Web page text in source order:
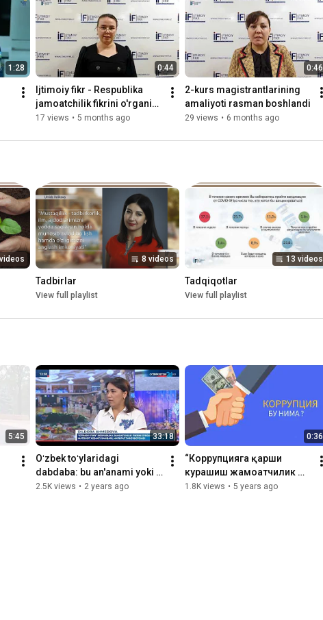
Facebook: https://www.facebook.com/ijtimoiyfikruz
Telegram: https://t.me/ijtimoiyfikruz
Instagram:
https://www.instagram.com/ijtimoiyfikruz
Twitter: https://twitter.com/ijtimoiyfikruz
https://ijtimoiyfikr.uz
1:28 0:44
Ijtimoiy fikr - Respublika
jamoatchilik fikrini o'rganish
markazi
17 views • 5 months ago
0:46
2-kurs magistrantlarining
amaliyoti rasman boshlandi
29 views • 6 months ago
8 videos
Tadbirlar
View full playlist
13 videos
Tadqiqotlar
View full playlist
5:45 33:18
Oʻzbek toʻylaridagi
dabdaba: bu an'anami yoki
moda ta'siri ?
2.5K views • 2 years ago
0:36
“Коррупцияга қарши
курашиш жамоатчилик
фикри кўзгусида”
1.8K views • 5 years ago